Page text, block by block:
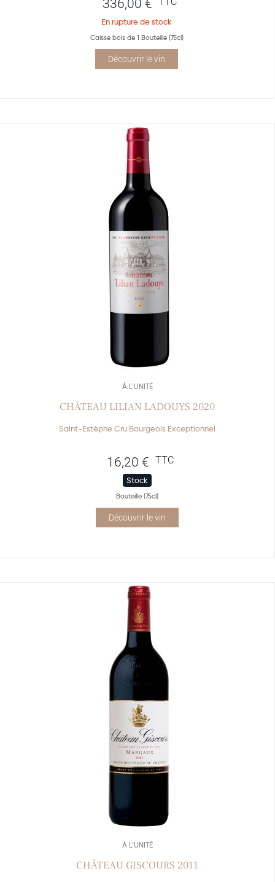
336,00 €
En rupture de stock
Caisse bois de 1 Bouteille (75cl)
Découvrir le vin
À L’UNITÉ
CHÂTEAU LILIAN LADOUYS 2020
Saint-Estèphe Cru Bourgeois Exceptionnel
16,20 € TTC
Stock
Bouteille (75cl)
Découvrir le vin
À L’UNITÉ
CHÂTEAU GISCOURS 2011